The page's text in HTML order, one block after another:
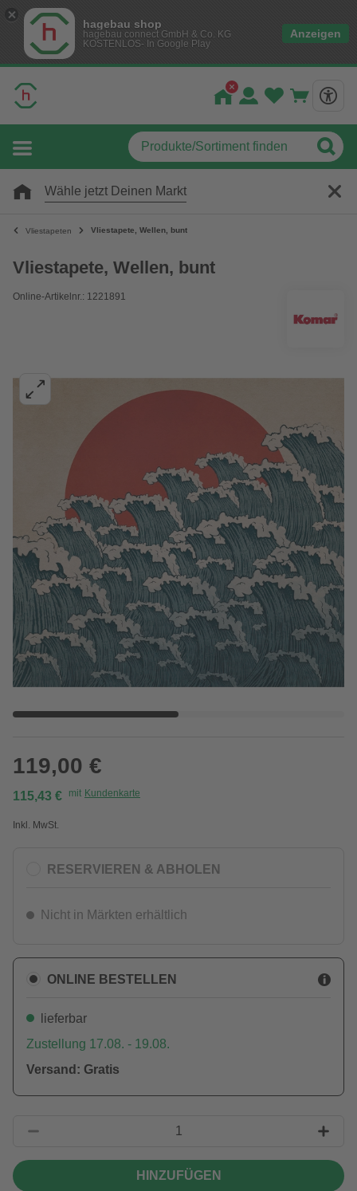
hagebau shop
hagebau connect GmbH & Co. KG
KOSTENLOS- In Google Play
Anzeigen
Wähle jetzt Deinen Markt
Vliestapeten Vliestapete, Wellen, bunt
Vliestapete, Wellen, bunt
Online-Artikelnr.: 1221891
119,00 €
115,43 € mit Kundenkarte
Inkl. MwSt.
RESERVIEREN & ABHOLEN
Nicht in Märkten erhältlich
ONLINE BESTELLEN
lieferbar
Zustellung 17.08. - 19.08.
Versand: Gratis
HINZUFÜGEN